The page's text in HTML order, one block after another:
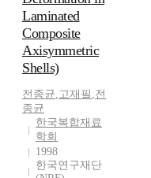
Laminated
Composite
Axisymmetric
Shells)
전종균,고재필 ,전
종균
한국복합재료
학회
1998
한국연구재단